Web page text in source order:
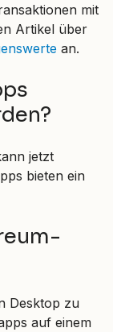
mit
Artikel über
an.
jetzt
bieten ein
Desktop zu
auf einem